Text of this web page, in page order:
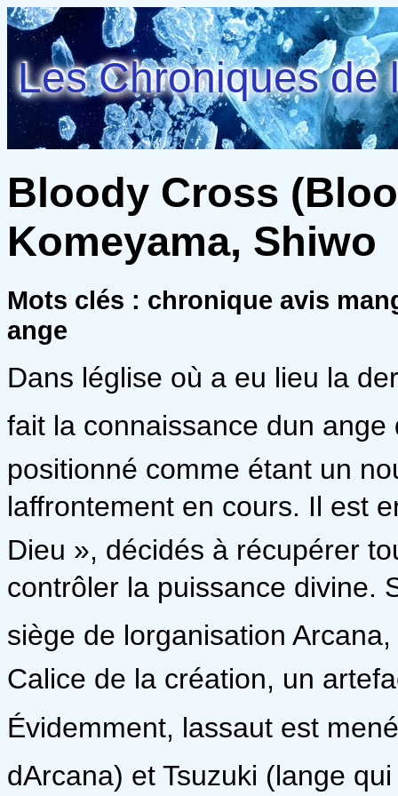
Les Chroniques de
Bloody Cross
Komeyama, Shiwo
Mots clés : chronique avis
ange
Dans léglise où a eu lieu la
fait la connaissance dun ange
positionné comme étant un
laffrontement en cours. Il est
Dieu », décidés à récupérer
contrôler la puissance divine.
siège de lorganisation
Calice de la création, un
Évidemment, lassaut est
dArcana) et Tsuzuki (lange